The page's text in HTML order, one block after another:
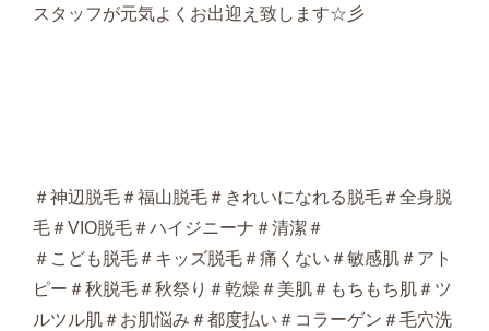
スタッフが元気よくお出迎え致します☆彡
＃神辺脱毛＃福山脱毛＃きれいになれる脱毛＃全身脱
毛＃VIO脱毛＃ハイジニーナ＃清潔＃
＃こども脱毛＃キッズ脱毛＃痛くない＃敏感肌＃アト
ピー＃秋脱毛＃秋祭り＃乾燥＃美肌＃もちもち肌＃ツ
ルツル肌＃お肌悩み＃都度払い＃コラーゲン＃毛穴洗